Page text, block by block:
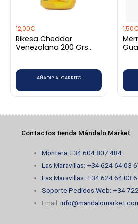
12,00€
Rikesa Cheddar
Venezolana 200 Grs
AÑADIR AL CARRITO
1,50€
Contactos tienda Mándalo Market
Montera +34 604 807 484
Las Maravillas: +34 624 64 03
Las Maravillas: +34 624 64 03
Soporte Pedidos Web: +34
Email: